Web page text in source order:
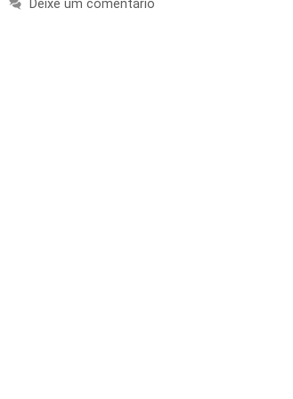
Deixe um comentário